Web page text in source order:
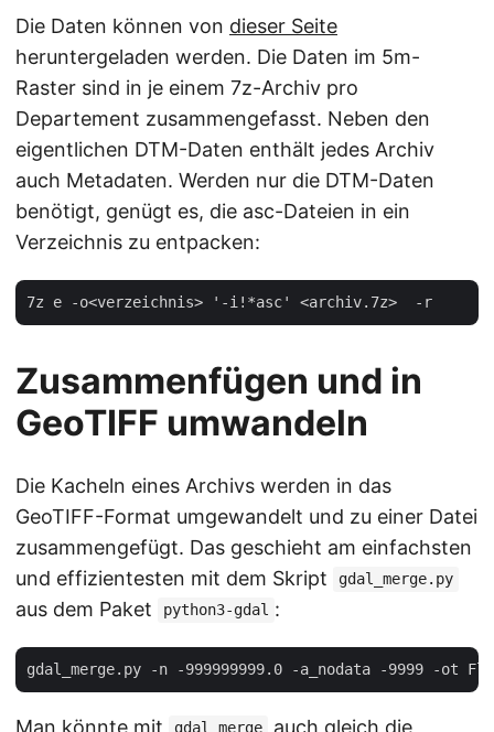
Die Daten können von dieser Seite
heruntergeladen werden. Die Daten im 5m-
Raster sind in je einem 7z-Archiv pro
Departement zusammengefasst. Neben den
eigentlichen DTM-Daten enthält jedes Archiv
auch Metadaten. Werden nur die DTM-Daten
benötigt, genügt es, die asc-Dateien in ein
Verzeichnis zu entpacken:
Zusammenfügen und in
GeoTIFF umwandeln
Die Kacheln eines Archivs werden in das
GeoTIFF-Format umgewandelt und zu einer Datei
zusammengefügt. Das geschieht am einfachsten
und effizientesten mit dem Skript
gdal_merge.py
aus dem Paket python3-gdal :
Man könnte mit gdal_merge auch gleich die